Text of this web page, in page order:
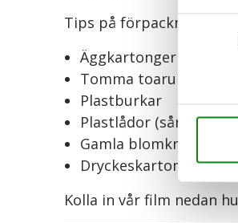
Tips på förpackningar att
Äggkartonger
Tomma toarullar
Plastburkar
Plastlådor (såna man
Gamla blomkrukor
Dryckeskartonger
Kolla in vår film nedan